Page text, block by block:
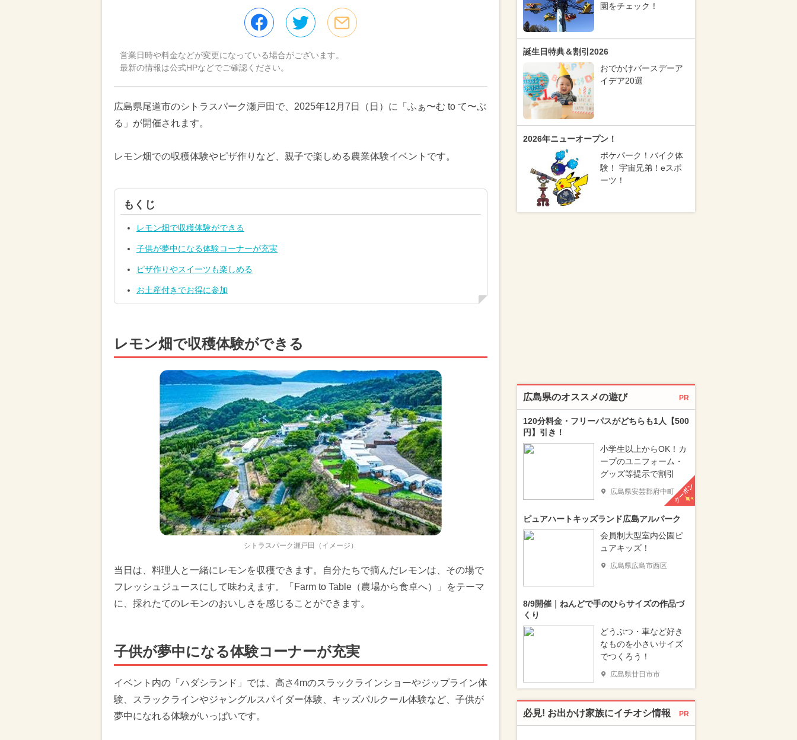
営業日時や料金などが変更になっている場合がございます。
最新の情報は公式HPなどでご確認ください。
広島県尾道市のシトラスパーク瀬戸田で、2025年12月7日（日）に「ふぁ〜む to て〜ぶ
る」が開催されます。
レモン畑での収穫体験やピザ作りなど、親子で楽しめる農業体験イベントです。
もくじ
レモン畑で収穫体験ができる
子供が夢中になる体験コーナーが充実
ピザ作りやスイーツも楽しめる
お土産付きでお得に参加
レモン畑で収穫体験ができる
シトラスパーク瀬戸田（イメージ）
当日は、料理人と一緒にレモンを収穫できます。自分たちで摘んだレモンは、その場で
フレッシュジュースにして味わえます。「Farm to Table（農場から食卓へ）」をテーマ
に、採れたてのレモンのおいしさを感じることができます。
子供が夢中になる体験コーナーが充実
イベント内の「ハダシランド」では、高さ4mのスラックラインショーやジップライン体
験、スラックラインやジャングルスパイダー体験、キッズパルクール体験など、子供が
夢中になれる体験がいっぱいです。
園をチェック！
誕生日特典＆割引2026
おでかけバースデーア
イデア20選
2026年ニューオープン！
ポケパーク！バイク体
験！ 宇宙兄弟！eスポ
ーツ！
広島県のオススメの遊び PR
120分料金・フリーパスがどちらも1人【500
円】引き！
小学生以上からOK！カ
ープのユニフォーム・
グッズ等提示で割引
広島県安芸郡府中町クーポン
ピュアハートキッズランド広島アルパーク
会員制大型室内公園ピ
ュアキッズ！
広島県広島市西区
8/9開催｜ねんどで手のひらサイズの作品づ
くり
どうぶつ・車など好き
なものを小さいサイズ
でつくろう！
広島県廿日市市
必見! お出かけ家族にイチオシ情報 PR